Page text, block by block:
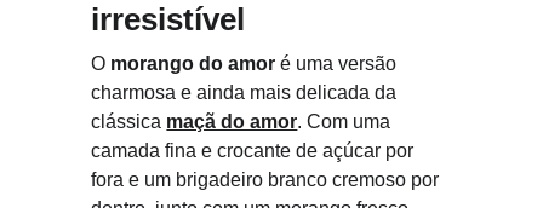
irresistível
O morango do amor é uma versão
charmosa e ainda mais delicada da
clássica maçã do amor. Com uma
camada fina e crocante de açúcar por
fora e um brigadeiro branco cremoso por